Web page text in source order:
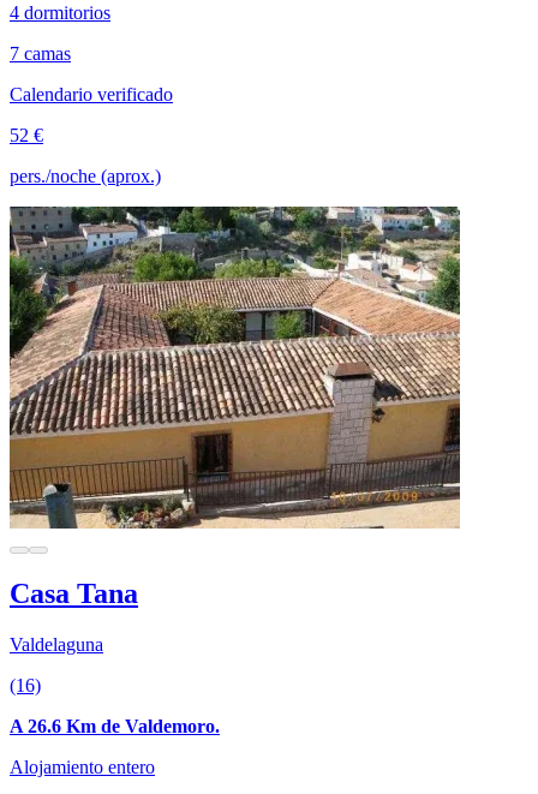
4 dormitorios
7 camas
Calendario verificado
52 €
pers./noche (aprox.)
Casa Tana
Valdelaguna
(16)
A 26.6 Km de Valdemoro.
Alojamiento entero